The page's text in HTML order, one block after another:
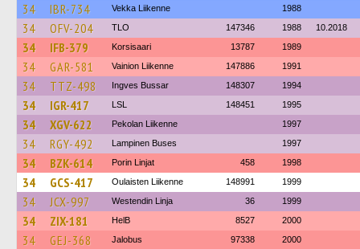
34 IBR-734 Vekka Liikenne 1988
34 OFV-204 TLO 147346 1988 10.2018
34 IFB-379 Korsisaari 13787 1989
34 GAR-581 Vainion Liikenne 147886 1991
34 TTZ-498 Ingves Bussar 148307 1994
34 IGR-417 LSL 148451 1995
34 XGV-622 Pekolan Liikenne 1997
34 RGY-492 Lampinen Buses 1997
34 BZK-614 Porin Linjat 458 1998
34 GCS-417 Oulaisten Liikenne 148991 1999
34 JCX-997 Westendin Linja 36 1999
34 ZIX-181 HelB 8527 2000
34 GEJ-368 Jalobus 97338 2000